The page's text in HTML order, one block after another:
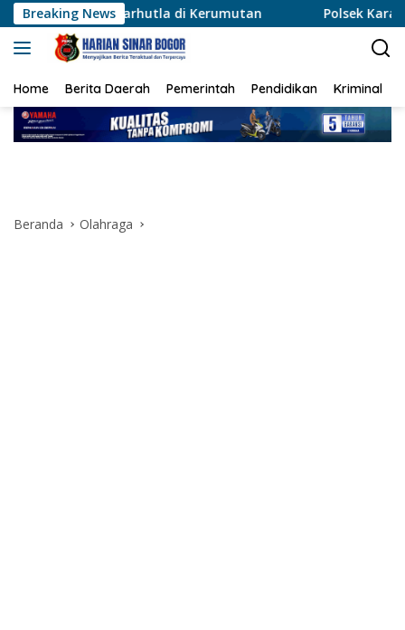
Langsung
ke
konten
Breaking News
di Kerumutan Polsek Karawaci Tangkap
Home Berita Daerah Pemerintah Pendidikan Kriminal
Beranda Olahraga